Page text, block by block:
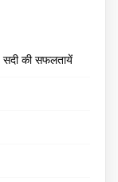
सदी की सफलतायें